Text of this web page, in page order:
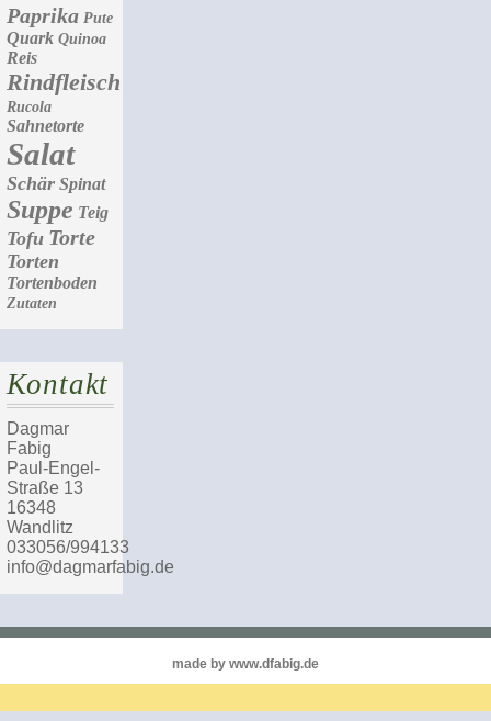
Paprika Pute
Quark Quinoa
Reis
Rindfleisch
Rucola
Sahnetorte
Salat
Schär Spinat
Suppe Teig
Tofu Torte
Torten
Tortenboden
Zutaten
Kontakt
Dagmar
Fabig
Paul-Engel-
Straße 13
16348
Wandlitz
033056/994133
info@dagmarfabig.de
made by www.dfabig.de